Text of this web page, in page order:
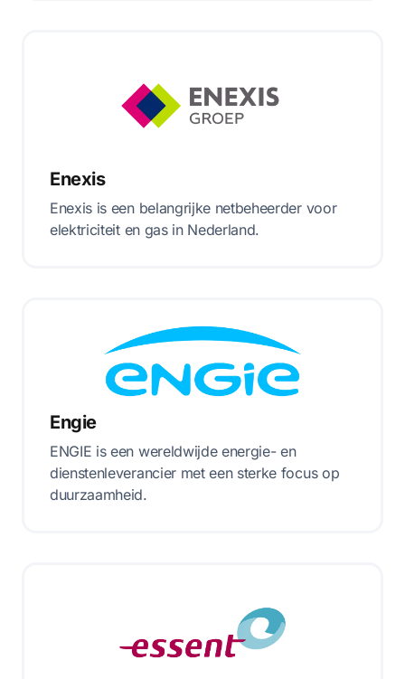
Enexis
Enexis is een belangrijke netbeheerder voor
elektriciteit en gas in Nederland.
Engie
ENGIE is een wereldwijde energie- en
dienstenleverancier met een sterke focus op
duurzaamheid.